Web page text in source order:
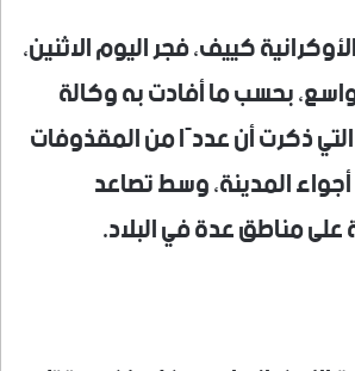
كييف، فجر اليوم الاثنين،
بحسب ما أفادت به وكالة
التي ذكرت أن عددًا من المقذوفات
المدينة، وسط تصاعد
مناطق عدة في البلاد.